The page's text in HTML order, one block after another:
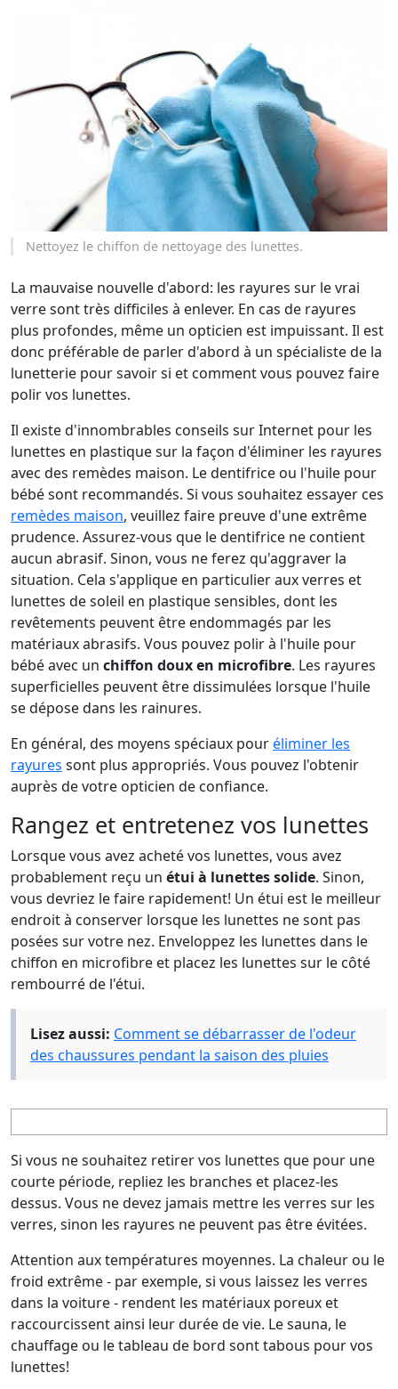
Nettoyez le chiffon de nettoyage des lunettes.
La mauvaise nouvelle d'abord: les rayures sur le vrai
verre sont très difficiles à enlever. En cas de rayures
plus profondes, même un opticien est impuissant. Il est
donc préférable de parler d'abord à un spécialiste de la
lunetterie pour savoir si et comment vous pouvez faire
polir vos lunettes.
Il existe d'innombrables conseils sur Internet pour les
lunettes en plastique sur la façon d'éliminer les rayures
avec des remèdes maison. Le dentifrice ou l'huile pour
bébé sont recommandés. Si vous souhaitez essayer ces
remèdes maison, veuillez faire preuve d'une extrême
prudence. Assurez-vous que le dentifrice ne contient
aucun abrasif. Sinon, vous ne ferez qu'aggraver la
situation. Cela s'applique en particulier aux verres et
lunettes de soleil en plastique sensibles, dont les
revêtements peuvent être endommagés par les
matériaux abrasifs. Vous pouvez polir à l'huile pour
bébé avec un chiffon doux en microfibre. Les rayures
superficielles peuvent être dissimulées lorsque l'huile
se dépose dans les rainures.
En général, des moyens spéciaux pouréliminer les
rayures sont plus appropriés. Vous pouvez l'obtenir
auprès de votre opticien de confiance.
Rangez et entretenez vos lunettes
Lorsque vous avez acheté vos lunettes, vous avez
probablement reçu un étui à lunettes solide. Sinon,
vous devriez le faire rapidement! Un étui est le meilleur
endroit à conserver lorsque les lunettes ne sont pas
posées sur votre nez. Enveloppez les lunettes dans le
chiffon en microfibre et placez les lunettes sur le côté
rembourré de l'étui.
Lisez aussi: Comment se débarrasser de l'odeur
des chaussures pendant la saison des pluies
Si vous ne souhaitez retirer vos lunettes que pour une
courte période, repliez les branches et placez-les
dessus. Vous ne devez jamais mettre les verres sur les
verres, sinon les rayures ne peuvent pas être évitées.
Attention aux températures moyennes. La chaleur ou le
froid extrême - par exemple, si vous laissez les verres
dans la voiture - rendent les matériaux poreux et
raccourcissent ainsi leur durée de vie. Le sauna, le
chauffage ou le tableau de bord sont tabous pour vos
lunettes!